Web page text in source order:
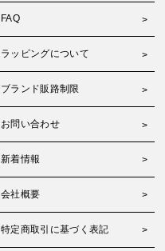
FAQ
ラッピングについて
ブランド販路制限
お問い合わせ
新着情報
会社概要
特定商取引に基づく表記